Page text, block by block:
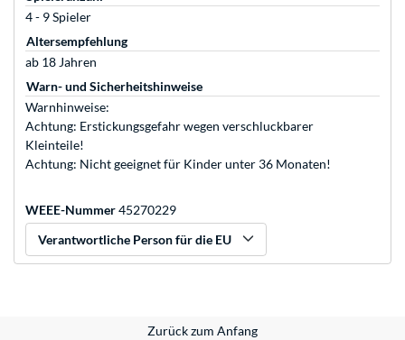
4 - 9 Spieler
Altersempfehlung
ab 18 Jahren
Warn- und Sicherheitshinweise
Warnhinweise:
Achtung: Erstickungsgefahr wegen verschluckbarer
Kleinteile!
Achtung: Nicht geeignet für Kinder unter 36 Monaten!
WEEE-Nummer45270229
Verantwortliche Person für die EU
Zurück zum Anfang